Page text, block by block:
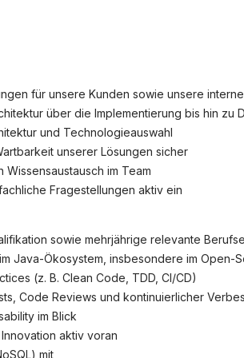
für unsere Kunden sowie unsere
über die Implementierung bis hin zu
und Technologieauswahl
unserer Lösungen sicher
im Team
Fragestellungen aktiv ein
sowie mehrjährige relevante
Java-Ökosystem, insbesondere im Open-
(z. B. Clean Code, TDD, CI/CD)
Code Reviews und kontinuierlicher
im Blick
aktiv voran
mit